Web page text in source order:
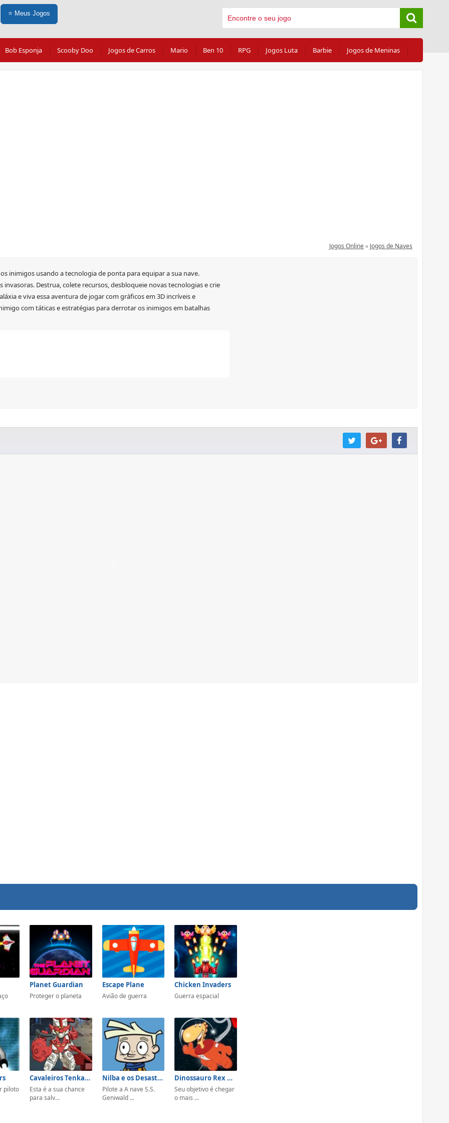
⭐ Meus Jogos
Bob Esponja Scooby Doo Jogos de Carros Mario Ben 10 RPG Jogos Luta Barbie Jogos de Meninas
Jogos Online» Jogos de Naves
inimigos usando a tecnologia de ponta para equipar a sua nave.
Destrua, colete recursos, desbloqueie novas tecnologias e crie
e viva essa aventura de jogar com gráficos em 3D incríveis e
com táticas e estratégias para derrotar os inimigos em batalhas
Planet Guardian
Proteger o planeta
Escape Plane
Avião de guerra
Chicken Invaders
Guerra espacial
piloto
Cavaleiros Tenkai: Noite Para Redenção
Esta é a sua chance
para salv...
Nilba e os Desastronautas
Pilote a A nave S.S.
Geniwald ...
Dinossauro Rex no Espaço
Seu objetivo é chegar
o mais ...